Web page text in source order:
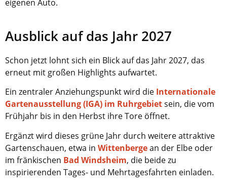
eigenen Auto.
Ausblick auf das Jahr 2027
Schon jetzt lohnt sich ein Blick auf das Jahr 2027, das
erneut mit großen Highlights aufwartet.
Ein zentraler Anziehungspunkt wird die Internationale
Gartenausstellung (IGA) im Ruhrgebietsein, die vom
Frühjahr bis in den Herbst ihre Tore öffnet.
Ergänzt wird dieses grüne Jahr durch weitere attraktive
Gartenschauen, etwa in Wittenbergean der Elbe oder
im fränkischen Bad Windsheim, die beide zu
inspirierenden Tages- und Mehrtagesfahrten einladen.